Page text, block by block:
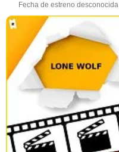
Fecha de estreno desconocida